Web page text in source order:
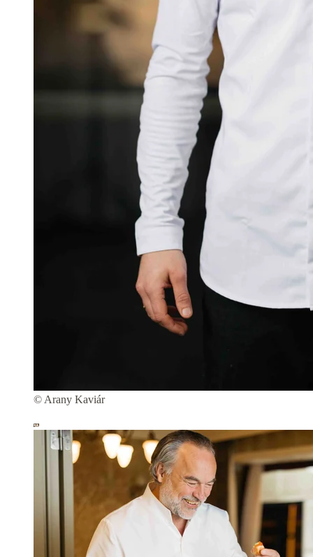
© Arany Kaviár